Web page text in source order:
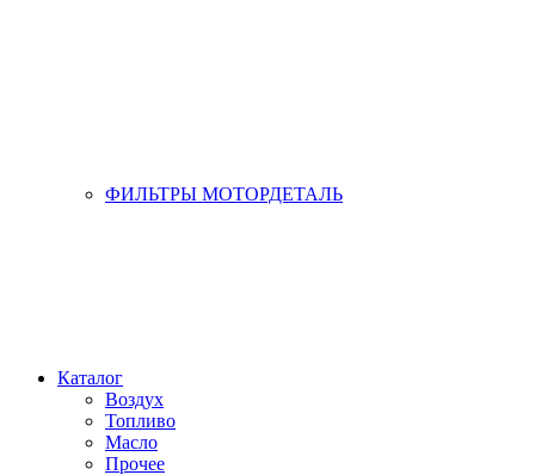
ФИЛЬТРЫ МОТОРДЕТАЛЬ
Каталог
Воздух
Топливо
Масло
Прочее